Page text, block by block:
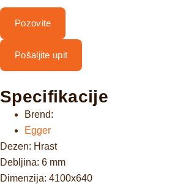
Pozovite
Pošaljite upit
Specifikacije
Brend:
Egger
Dezen: Hrast
Debljina: 6 mm
Dimenzija: 4100x640